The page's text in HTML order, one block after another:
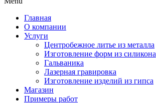
Главная
О компании
Услуги
Центробежное литье из металла
Изготовление форм из силикона
Гальваника
Лазерная гравировка
Изготовление изделий из гипса
Магазин
Примеры работ